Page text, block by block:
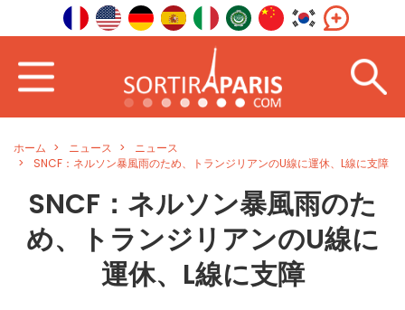
ホーム ニュース
ニュース
SNCF：ネルソン暴風雨のため、トランジリアンのU線に運休、L線に支障
SNCF：ネルソン暴風雨のた
め、トランジリアンのU線に
運休、L線に支障